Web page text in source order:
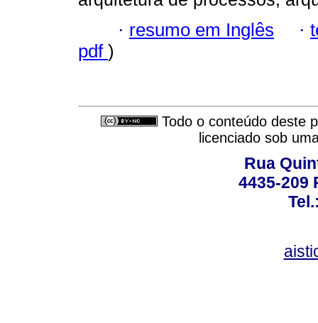
· resumo em Inglês ·
pdf )
Todo o conteúdo deste
licenciado sob
Rua
4435-209